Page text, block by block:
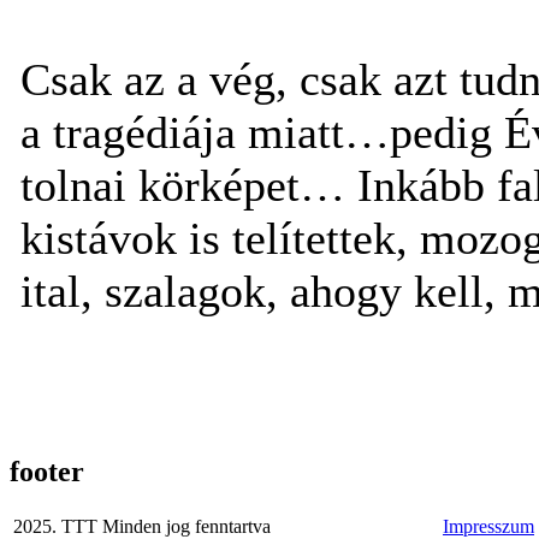
Csak az a vég, csak azt
a tragédiája miatt…pedig
tolnai körképet… Inkább
kistávok is telítettek,
ital, szalagok, ahogy kell,
footer
2025. TTT Minden jog fenntartva Impresszum